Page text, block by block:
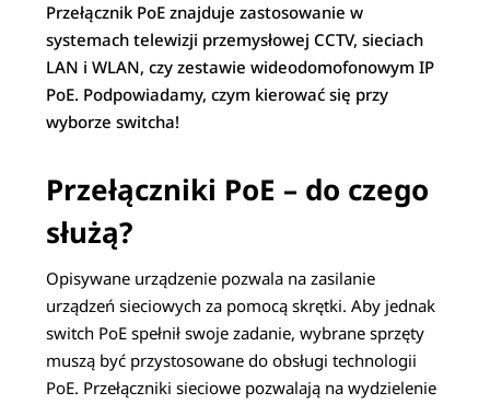
Przełącznik PoE znajduje zastosowanie w
systemach telewizji przemysłowej CCTV, sieciach
LAN i WLAN, czy zestawie wideodomofonowym IP
PoE. Podpowiadamy, czym kierować się przy
wyborze switcha!
Przełączniki PoE – do czego
służą?
Opisywane urządzenie pozwala na zasilanie
urządzeń sieciowych za pomocą skrętki. Aby jednak
switch PoE spełnił swoje zadanie, wybrane sprzęty
muszą być przystosowane do obsługi technologii
PoE. Przełączniki sieciowe pozwalają na wydzielenie